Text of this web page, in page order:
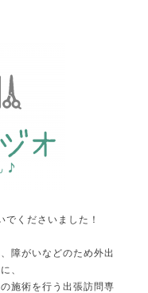
くださいました！
障がいなどのため外出
、
施術を行う出張訪問専